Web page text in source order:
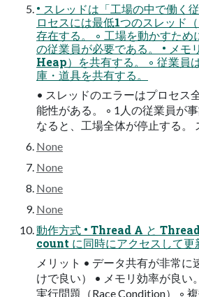
• スレッドは「工場の中で働く
ロセスには最低1つのスレッド
存在する。 ◦ 工場を動かすため
の従業員が必要である。 • メモ
Heap）を共有する。 ◦ 従業員
庫・道具を共有する。
• スレッドのエラーはプロセス
能性がある。 ◦ 1人の従業員が
なると、工場全体が停止する。
None
None
None
None
動作方式 • Thread A と
count に同時にアクセスして更
メリット • データ共有が非常に
けで良い） • メモリ効率が良い
実行問題（Race Condition） ◦